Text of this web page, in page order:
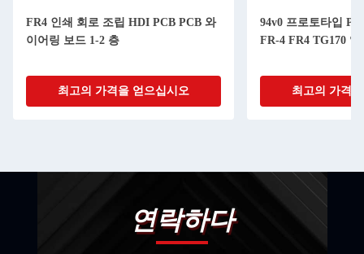
FR4 인쇄 회로 조립 HDI PCB PCB 와
이어링 보드 1-2 층
최고의 가격을 얻으십시오
94v0 프로토타입
FR-4 FR4 TG170 알
최고의 가격
연락하다